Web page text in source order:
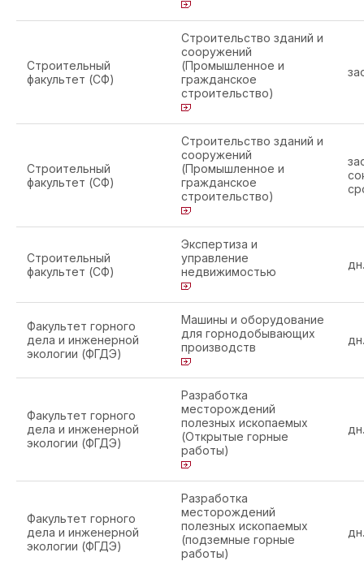
Строительный
факультет (СФ)
Строительство зданий и
сооружений
(Промышленное и
гражданское
строительство)
Строительный
факультет (СФ)
Строительство зданий и
сооружений
(Промышленное и
гражданское
строительство)
Строительный
факультет (СФ)
Экспертиза и
управление
недвижимостью
дн.
Факультет горного
дела и инженерной
экологии (ФГДЭ)
Машины и оборудование
для горнодобывающих
производств
дн.
Факультет горного
дела и инженерной
экологии (ФГДЭ)
Разработка
месторождений
полезных ископаемых
(Открытые горные
работы)
дн.
Факультет горного
дела и инженерной
экологии (ФГДЭ)
Разработка
месторождений
полезных ископаемых
(подземные горные
работы)
дн.